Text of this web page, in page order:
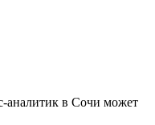
аналитик в Сочи может